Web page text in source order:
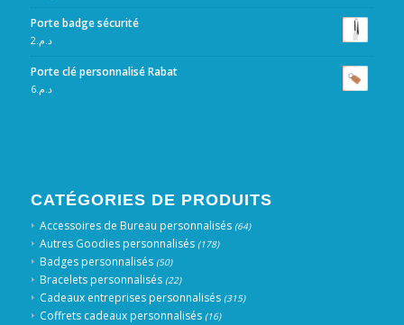
Porte badge sécurité
د.م.2
Porte clé personnalisé Rabat
د.م.6
CATÉGORIES DE PRODUITS
Accessoires de Bureau personnalisés (64)
Autres Goodies personnalisés (178)
Badges personnalisés (50)
Bracelets personnalisés (22)
Cadeaux entreprises personnalisés (315)
Coffrets cadeaux personnalisés (16)